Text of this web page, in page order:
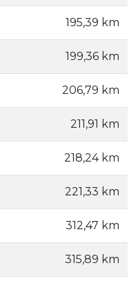
195,39 km
199,36 km
206,79 km
211,91 km
218,24 km
221,33 km
312,47 km
315,89 km